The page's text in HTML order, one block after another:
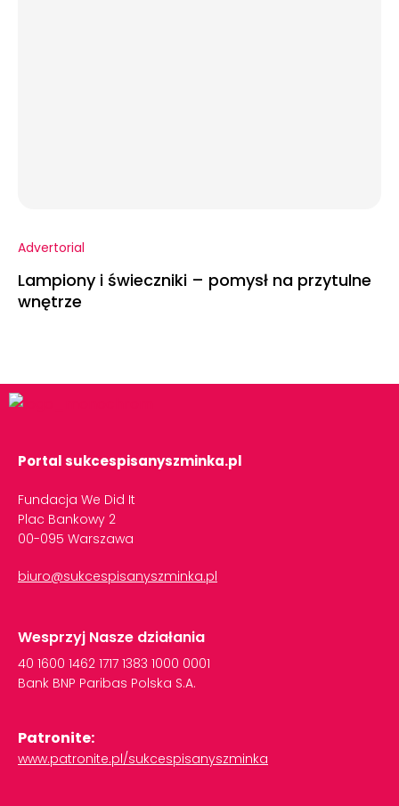
Advertorial
Lampiony i świeczniki – pomysł na przytulne
wnętrze
Portal sukcespisanyszminka.pl
Fundacja We Did It
Plac Bankowy 2
00-095 Warszawa
biuro@sukcespisanyszminka.pl
Wesprzyj Nasze działania
40 1600 1462 1717 1383 1000 0001
Bank BNP Paribas Polska S.A.
Patronite:
www.patronite.pl/sukcespisanyszminka